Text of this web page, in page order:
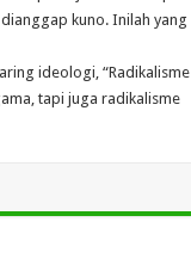
kuno. Inilah yang
ideologi, “Radikalisme
tapi juga radikalisme